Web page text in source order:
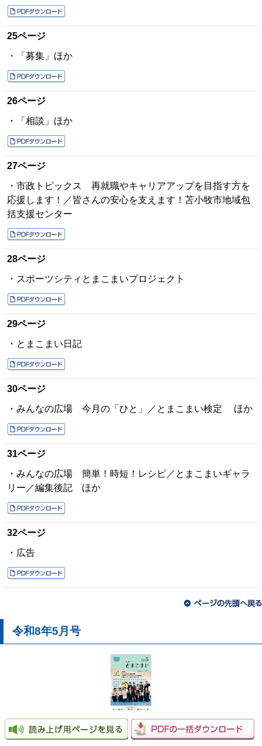
25ページ
・「募集」ほか
26ページ
・「相談」ほか
27ページ
・市政トピックス 再就職やキャリアアップを目指す方を
応援します！／皆さんの安心を支えます！苫小牧市地域包
括支援センター
28ページ
・スポーツシティとまこまいプロジェクト
29ページ
・とまこまい日記
30ページ
・みんなの広場 今月の「ひと」／とまこまい検定 ほか
31ページ
・みんなの広場 簡単！時短！レシピ／とまこまいギャラ
リー／編集後記 ほか
32ページ
・広告
令和8年5月号